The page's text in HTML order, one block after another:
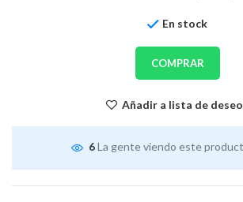
En stock
COMPRAR
Añadir a lista de
6 La gente viendo este